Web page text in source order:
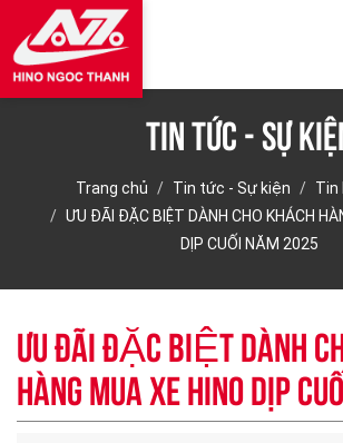
Tin tức - Sự
Trang chủ Tin tức - Sự kiện
Tin
ƯU ĐÃI ĐẶC BIỆT DÀNH CHO KHÁCH
DỊP CUỐI NĂM 2025
ƯU ĐÃI ĐẶC BIỆT DÀNH
HÀNG MUA XE HINO DỊP